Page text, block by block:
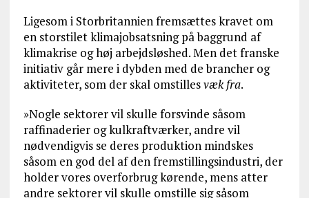
Ligesom i Storbritannien fremsættes kravet om
en storstilet klimajobsatsning på baggrund af
klimakrise og høj arbejdsløshed. Men det franske
initiativ går mere i dybden med de brancher og
aktiviteter, som der skal omstillesvæk fra.
»Nogle sektorer vil skulle forsvinde såsom
raffinaderier og kulkraftværker, andre vil
nødvendigvis se deres produktion mindskes
såsom en god del af den fremstillingsindustri, der
holder vores overforbrug kørende, mens atter
andre sektorer vil skulle omstille sig såsom